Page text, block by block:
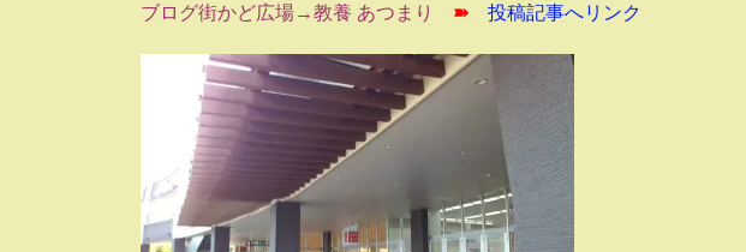
ブログ街かど広場→教養 あつまり ➽ 投稿記事へリンク